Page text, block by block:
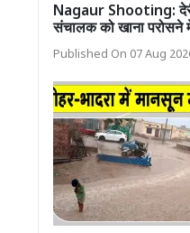
Nagaur Shooting:
संचालक को खाना परोसने में
Published On 07 Aug